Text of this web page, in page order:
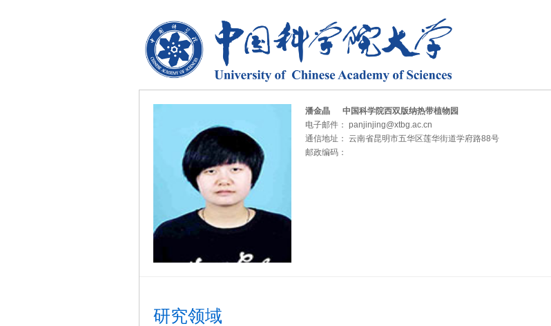
潘金晶 中国科学院西双版纳热带植物园
电子邮件： panjinjing@xtbg.ac.cn
通信地址： 云南省昆明市五华区莲华街道学府路88号
邮政编码：
研究领域